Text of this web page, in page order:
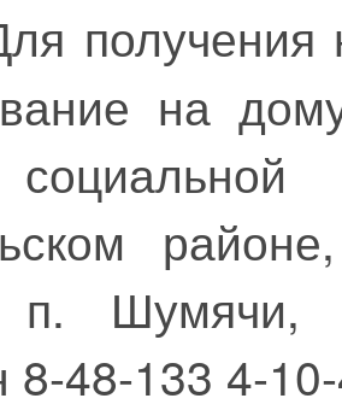
получения
на
п.
48-133 4-